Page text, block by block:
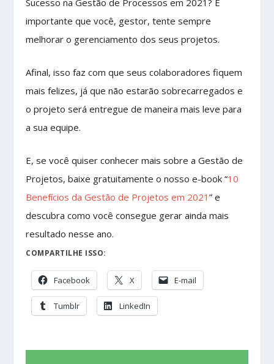
importante que você, gestor, tente sempre
melhorar o gerenciamento dos seus projetos.
Afinal, isso faz com que seus colaboradores fiquem
mais felizes, já que não estarão sobrecarregados e
o projeto será entregue de maneira mais leve para
a sua equipe.
E, se você quiser conhecer mais sobre a Gestão de
Projetos, baixe gratuitamente o nosso e-book “10
Benefícios da Gestão de Projetos em 2021” e
descubra como você consegue gerar ainda mais
resultado nesse ano.
COMPARTILHE ISSO:
Facebook X E-mail
Tumblr LinkedIn